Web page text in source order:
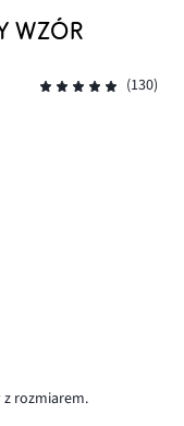
WZÓR
(130)
rozmiarem.